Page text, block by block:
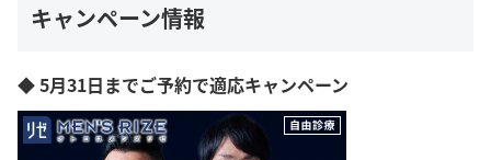
キャンペーン情報
◆ 5月31日までご予約で適応キャンペーン